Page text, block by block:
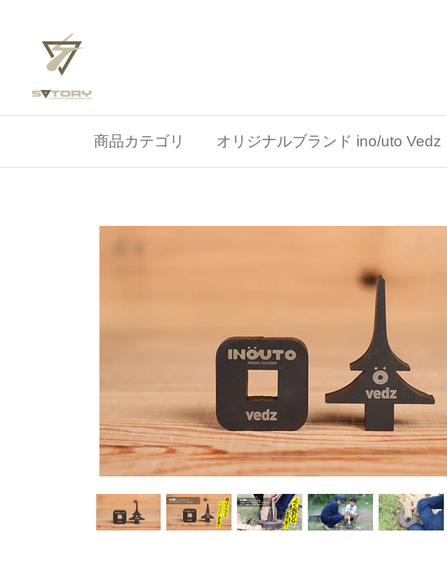
商品カテゴリ オリジナルブランド ino/uto Vedz